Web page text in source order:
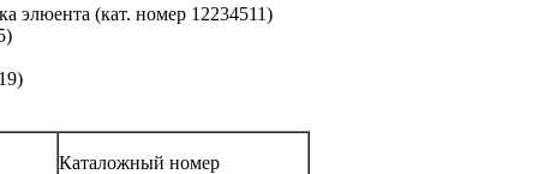
элюента (кат. номер 12234511)
Каталожный номер